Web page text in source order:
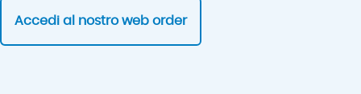
Accedi al nostro web order